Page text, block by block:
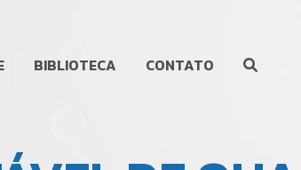
BIBLIOTECA CONTATO